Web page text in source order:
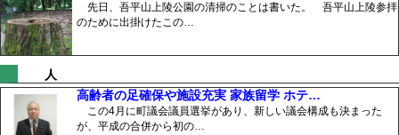
先日、吾平山上陵公園の清掃のことは書いた。 吾平山上陵参拝
のために出掛けたこの…
人
高齢者の足確保や施設充実 家族留学 ホテ…
この4月に町議会議員選挙があり、新しい議会構成も決まった
が、平成の合併から初の…